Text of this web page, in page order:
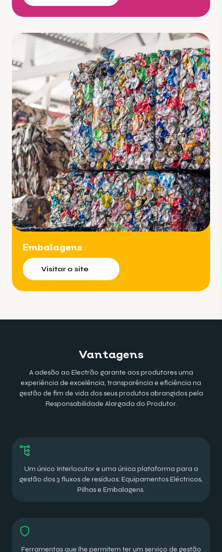
Embalagens
Visitar o site
Vantagens
A adesão ao Electrão garante aos produtores uma
experiência de excelência, transparência e eficiência na
gestão de fim de vida dos seus produtos abrangidos pela
Responsabilidade Alargada do Produtor.
Um único Interlocutor e uma única plataforma para a
gestão dos 3 fluxos de resíduos: Equipamentos Eléctricos,
Pilhas e Embalagens.
Ferramentas que lhe permitem ter um serviço de gestão